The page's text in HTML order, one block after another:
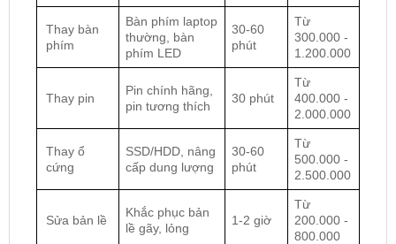
Thay bàn
phím
Bàn phím laptop
thường, bàn
phím LED
30-60
phút
Từ
300.000 -
1.200.000
Thay pin
Pin chính hãng,
pin tương thích
30 phút
Từ
400.000 -
2.000.000
Thay ổ
cứng
SSD/HDD, nâng
cấp dung lượng
30-60
phút
Từ
500.000 -
2.500.000
Sửa bản lề
Khắc phục bản
lề gãy, lỏng
1-2 giờ
Từ
200.000 -
800.000